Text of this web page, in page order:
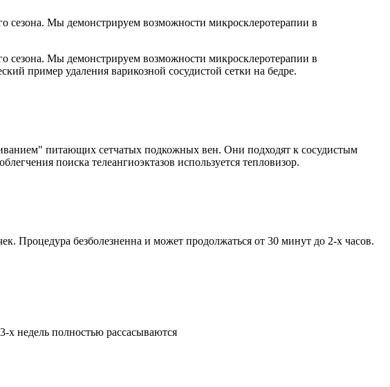
сезона. Мы демонстрируем возможности микросклеротерапии в
сезона. Мы демонстрируем возможности микросклеротерапии в
пример удаления варикозной сосудистой сетки на бедре.
питающих сетчатых подкожных вен. Они подходят к сосудистым
поиска телеангиоэктазов используется тепловизор.
Процедура безболезненна и может продолжаться от 30 минут до 2-х часов.
х недель полностью рассасываются